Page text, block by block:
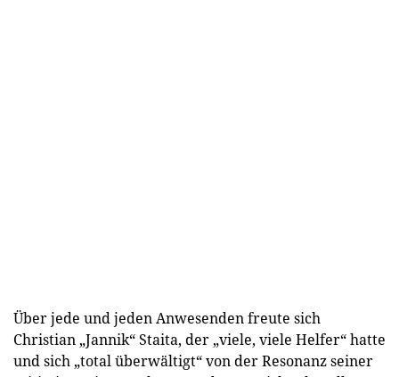
Über jede und jeden Anwesenden freute sich
Christian „Jannik“ Staita, der „viele, viele Helfer“ hatte
und sich „total überwältigt“ von der Resonanz seiner